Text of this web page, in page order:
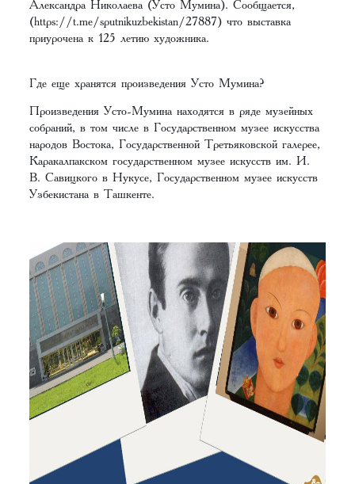
Александра Николаева (Усто Мумина). Сообщается,
(https://t.me/sputnikuzbekistan/27887) что выставка
приурочена к 125 летию художника.
Где еще хранятся произведения Усто Мумина?
Произведения Усто-Мумина находятся в ряде музейных
собраний, в том числе в Государственном музее искусства
народов Востока, Государственной Третьяковской галерее,
Каракалпакском государственном музее искусств им. И.
В. Савицкого в Нукусе, Государственном музее искусств
Узбекистана в Ташкенте.